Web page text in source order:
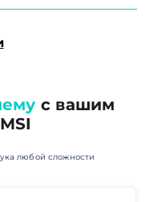
с вашим
любой сложности